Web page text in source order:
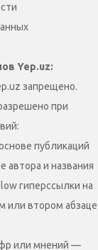
Yep.uz:
запрещено.
при
публикаций
автора и названия
гиперссылки на
или втором абзаце
или мнений —